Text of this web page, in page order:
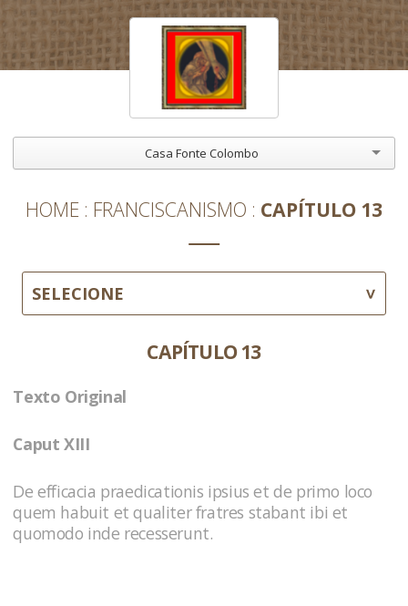
Casa Fonte Colombo
HOME FRANCISCANISMO CAPÍTULO 13
SELECIONE
CAPÍTULO 13
Texto Original
Caput XIII
De efficacia praedicationis ipsius et de primo loco
quem habuit et qualiter fratres stabant ibi et
quomodo inde recesserunt.